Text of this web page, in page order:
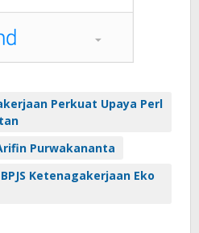
Perkuat Upaya Perl
Purwakananta
Ketenagakerjaan Eko